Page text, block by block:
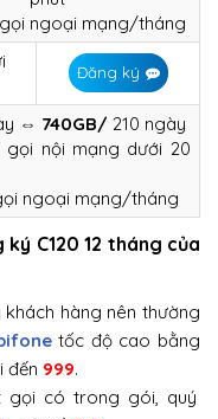
ngoại mạng/tháng
Đăng ký
⇔ 740GB/ 210 ngày
gọi nội mạng dưới 20
ngoại mạng/tháng
C120 12 tháng của
hàng nên thường
tốc độ cao bằng
đến 999.
gọi có trong gói, quý